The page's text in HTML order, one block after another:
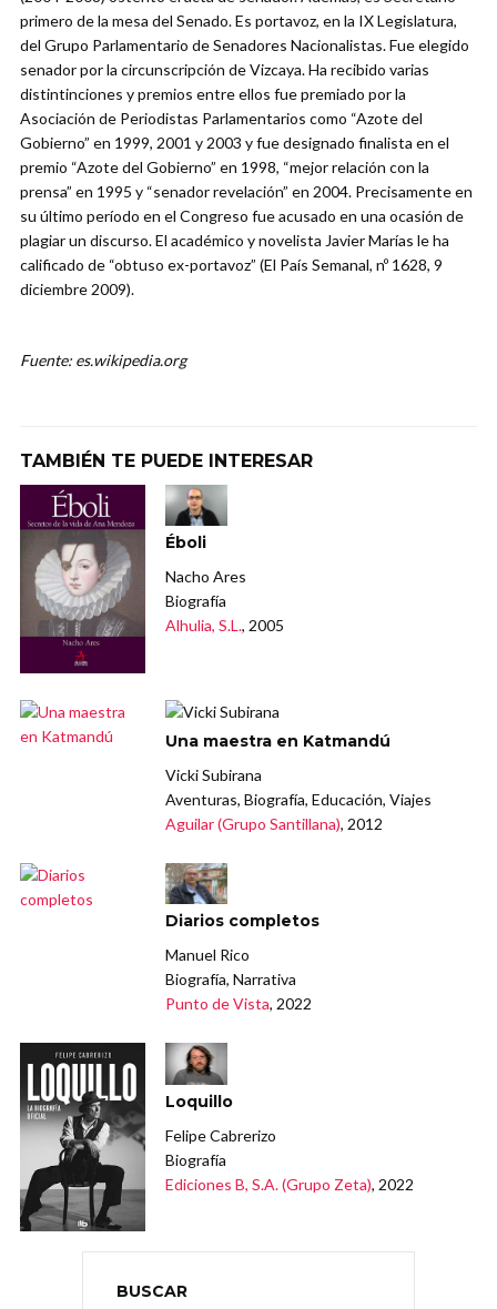
primero de la mesa del Senado. Es portavoz, en la IX Legislatura,
del Grupo Parlamentario de Senadores Nacionalistas. Fue elegido
senador por la circunscripción de Vizcaya. Ha recibido varias
distintinciones y premios entre ellos fue premiado por la
Asociación de Periodistas Parlamentarios como “Azote del
Gobierno” en 1999, 2001 y 2003 y fue designado finalista en el
premio “Azote del Gobierno” en 1998, “mejor relación con la
prensa” en 1995 y “senador revelación” en 2004. Precisamente en
su último período en el Congreso fue acusado en una ocasión de
plagiar un discurso. El académico y novelista Javier Marías le ha
calificado de “obtuso ex-portavoz” (El País Semanal, nº 1628, 9
diciembre 2009).
Fuente: es.wikipedia.org
TAMBIÉN TE PUEDE INTERESAR
Éboli
Nacho Ares
Biografía
Alhulia, S.L., 2005
Una maestra en Katmandú
Vicki Subirana
Aventuras, Biografía, Educación, Viajes
Aguilar (Grupo Santillana), 2012
Diarios completos
Manuel Rico
Biografía, Narrativa
Punto de Vista, 2022
Loquillo
Felipe Cabrerizo
Biografía
Ediciones B, S.A. (Grupo Zeta), 2022
BUSCAR